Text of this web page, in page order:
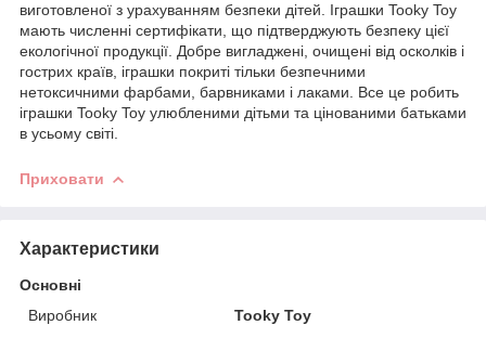
виготовленої з урахуванням безпеки дітей. Іграшки Tooky Toy
мають численні сертифікати, що підтверджують безпеку цієї
екологічної продукції. Добре вигладжені, очищені від осколків і
гострих країв, іграшки покриті тільки безпечними
нетоксичними фарбами, барвниками і лаками. Все це робить
іграшки Tooky Toy улюбленими дітьми та цінованими батьками
в усьому світі.
Приховати
Характеристики
Основні
Виробник
Tooky Toy